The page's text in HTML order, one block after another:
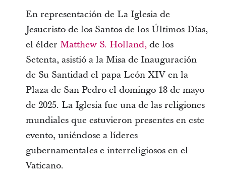
En representación de La Iglesia de
Jesucristo de los Santos de los Últimos Días,
el élder Matthew S. Holland,de los
Setenta, asistió a la Misa de Inauguración
de Su Santidad el papa León XIV en la
Plaza de San Pedro el domingo 18 de mayo
de 2025. La Iglesia fue una de las religiones
mundiales que estuvieron presentes en este
evento, uniéndose a líderes
gubernamentales e interreligiosos en el
Vaticano.